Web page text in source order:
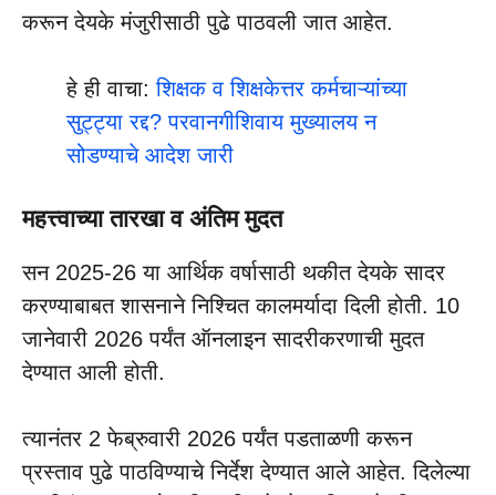
करून देयके मंजुरीसाठी पुढे पाठवली जात आहेत.
हे ही वाचा:शिक्षक व शिक्षकेत्तर कर्मचाऱ्यांच्या
सुट्ट्या रद्द? परवानगीशिवाय मुख्यालय न
सोडण्याचे आदेश जारी
महत्त्वाच्या तारखा व अंतिम मुदत
सन 2025-26 या आर्थिक वर्षासाठी थकीत देयके सादर
करण्याबाबत शासनाने निश्चित कालमर्यादा दिली होती. 10
जानेवारी 2026 पर्यंत ऑनलाइन सादरीकरणाची मुदत
देण्यात आली होती.
त्यानंतर 2 फेब्रुवारी 2026 पर्यंत पडताळणी करून
प्रस्ताव पुढे पाठविण्याचे निर्देश देण्यात आले आहेत. दिलेल्या